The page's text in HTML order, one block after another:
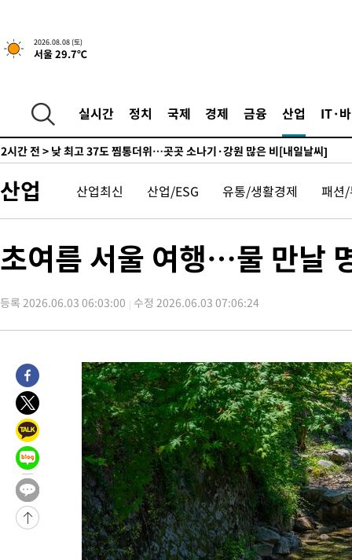
2026.08.08 (토)
서울 29.7℃
실시간 정치 국제 경제 금융 산업 IT·
실천"
-1441초 전 >이란, "오만과 '중앙 단일 루트' 합의…북쪽 인바운드·남쪽 아
드는 임시"
1시간 전 >"낮 기온 소폭 하락"…수도권 폭염중대경보, 폭염경보로 하향
1시간 전 >[단독]중수청 지원 검사들, 정원 초과 시 낮은 계급 임용…희망지
낮 최고 37도 찜통더위…곳곳 소나기·강원 많은 비[내일날씨]
2시간 전 > SK하이닉스, 용인·청주 팹에 54조 투자…"AI 메모리 수요 선제
4시간 전 >
외국인 심판 성 접대 7경기 들여다보니…한국 축구 '5승 2무'
4시간 전 >[속보]코스닥, 2.86포인트(0.36%) 내린 798.81마감
4시간 전 > [속보]원·달러 환율, 7.7원 내린 1416.1원 마감
5시간 전 >[속보]종합특검, '계엄 수용공간 확보' 신용해 前교정본부장 기소
5시간 전 >외신들도 주목한 韓축구 파문…"국민적 공분에 수사 재개"
5시간 전 >
[속보]규제합리화위원회 부위원장에 김태유 서울대 공대 교수…이
후임
-9926초 전 >
이강인, 폭염 속 AT마드리드 첫 훈련…80명 식사 대접까지(종
-7065초 전 >
미 사업체 일자리, 7월에 2.3만개 순감하고 그 전 2개월 10.3만
향수정 (2보)
-6513초 전 >
[속보] 미 사업체, 일자리 7월에 2.3만 개 줄어…실업률은 4.1%
-2376초 전 >
[속보]이 대통령 "부동산 공급 기존 사고방식 매달리지 말고 과
실천"
-1461초 전 >
이란, "오만과 '중앙 단일 루트' 합의…북쪽 인바운드·남쪽 아
드는 임시"
1시간 전 >
"낮 기온 소폭 하락"…수도권 폭염중대경보, 폭염경보로 하향
1시간 전 >
[속보]이 대통령, '호우피해' 안동·의성 관할 4개 면 특별재난지역
[단독]중수청 지원 검사들, 정원 초과 시 낮은 계급 임용…희망지
산업 산업최신 산업/ESG 유통/생활경제 패션
초여름 서울 여행…물 만날
등록 2026.06.03 06:03:00 수정 2026.06.03 07:06:24